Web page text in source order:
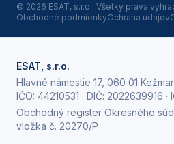
© 2026 ESAT, s.r.o.. Všetky práva
Obchodné podmienkyOchrana údajov
ESAT, s.r.o.
Hlavné námestie 17, 060 01
IČO: 44210531 · DIČ: 2022639916 ·
Obchodný register Okresného
vložka č. 20270/P